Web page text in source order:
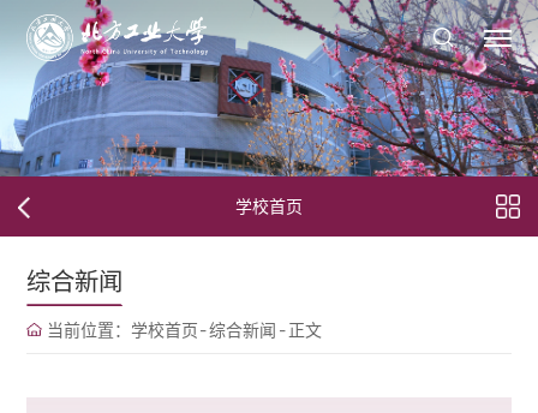
学校首页
综合新闻
当前位置： 学校首页-综合新闻 -正文